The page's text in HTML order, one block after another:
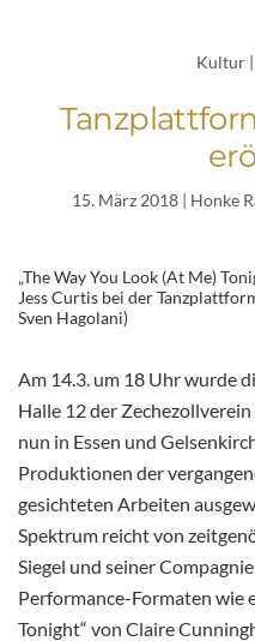
Kultur |
15. März 2018| Honke
„The Way You Look (At Me)
Jess Curtis bei der
Sven Hagolani)
Am 14.3. um 18 Uhr wurde
Halle 12 der
nun in Essen und
Produktionen der
gesichteten Arbeiten
Spektrum reicht von
Siegel und seiner
Performance-Formaten wie
Tonight“ von Claire